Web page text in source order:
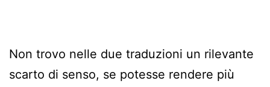
Non trovo nelle due traduzioni un rilevante
scarto di senso, se potesse rendere più